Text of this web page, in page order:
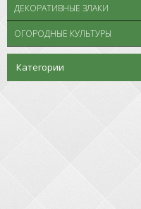
ДЕКОРАТИВНЫЕ ЗЛАКИ
ОГОРОДНЫЕ КУЛЬТУРЫ
Категории